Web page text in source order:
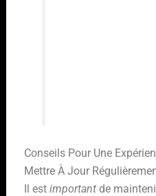
Conseils Pour Une
Mettre À Jour
Il est importantde